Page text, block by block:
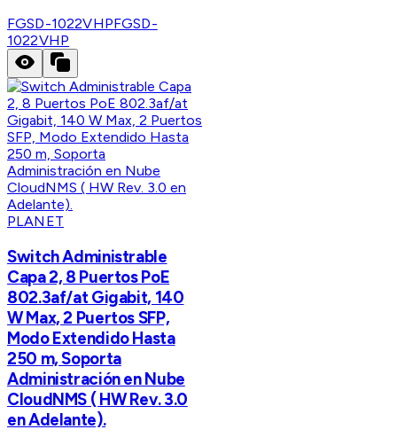
FGSD-1022VHPFGSD-
1022VHP
PLANET
Switch Administrable
Capa 2, 8 Puertos PoE
802.3af/at Gigabit, 140
W Max, 2 Puertos SFP,
Modo Extendido Hasta
250 m, Soporta
Administración en Nube
CloudNMS ( HW Rev. 3.0
en Adelante).